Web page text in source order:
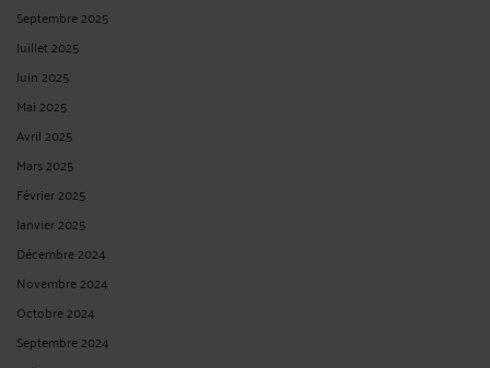
Septembre 2025
Juillet 2025
Juin 2025
Mai 2025
Avril 2025
Mars 2025
Février 2025
Janvier 2025
Décembre 2024
Novembre 2024
Octobre 2024
Septembre 2024